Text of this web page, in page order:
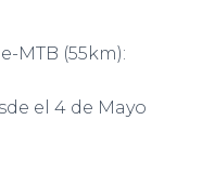
MTB (55km):
el 4 de Mayo